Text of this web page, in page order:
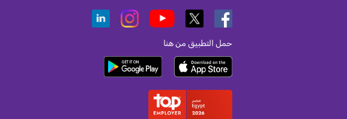
حمل التطبيق من هنا